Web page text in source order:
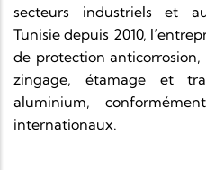
secteurs industriels et
Tunisie depuis 2010,
de protection
zingage, étamage et
aluminium,
internationaux.